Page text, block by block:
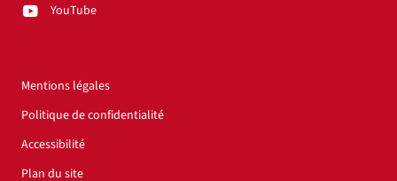
YouTube
Mentions légales
Politique de confidentialité
Accessibilité
Plan du site